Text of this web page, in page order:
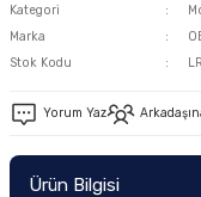
Kategori
Marka
Stok Kodu
Yorum Yaz
Ürün Bilgisi